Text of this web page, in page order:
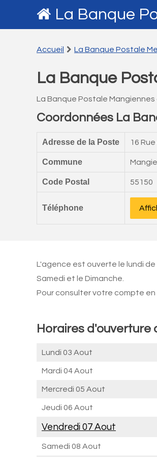
La Banque
Accueil La Banque Postale
La Banque
La Banque Postale
Coordonnées La
Adresse de la Poste 16
Commune
Code Postal 55150
Téléphone
L'agence est ouverte le lundi de
Samedi et le Dimanche.
Pour consulter votre compte
Horaires d'ouverture
Lundi 03 Aout
Mardi 04 Aout
Mercredi 05 Aout
Jeudi 06 Aout
Vendredi 07 Aout
Samedi 08 Aout